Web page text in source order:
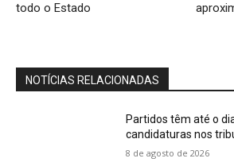
todo o Estado
NOTÍCIAS RELACIONADAS
Partidos têm até o
candidaturas nos
8 de agosto de 2026